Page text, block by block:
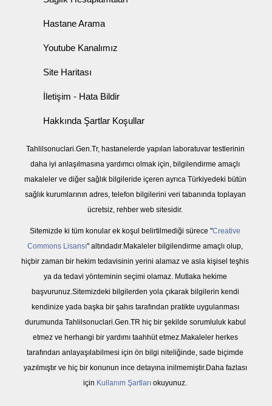
Hastane Arama
Youtube Kanalımız
Site Haritası
İletişim - Hata Bildir
Hakkında Şartlar Koşullar
Tahlilsonuclari.Gen.Tr, hastanelerde yapılan laboratuvar testlerinin
daha iyi anlaşılmasına yardımcı olmak için, bilgilendirme amaçlı
makaleler ve diğer sağlık bilgileride içeren ayrıca Türkiyedeki bütün
sağlık kurumlarının adres, telefon bilgilerini veri tabanında toplayan
ücretsiz, rehber web sitesidir.
Sitemizde ki tüm konular ek koşul belirtilmediği sürece "Creative
Commons Lisansı" altındadır.Makaleler bilgilendirme amaçlı olup,
hiçbir zaman bir hekim tedavisinin yerini alamaz ve asla kişisel teşhis
ya da tedavi yönteminin seçimi olamaz. Mutlaka hekime
başvurunuz.Sitemizdeki bilgilerden yola çıkarak bilgilerin kendi
kendinize yada başka bir şahıs tarafından pratikte uygulanması
durumunda Tahlilsonuclari.Gen.TR hiç bir şekilde sorumluluk kabul
etmez ve herhangi bir yardımı taahhüt etmez.Makaleler herkes
tarafından anlayaşılabilmesi için ön bilgi niteliğinde, sade biçimde
yazılmıştır ve hiç bir konunun ince detayına inilmemiştir.Daha fazlası
için Kullanım Şartları okuyunuz.